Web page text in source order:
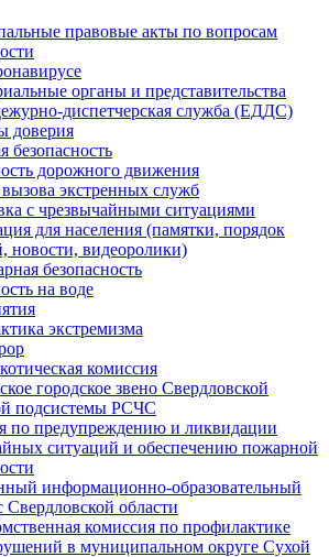
правовые акты по вопросам
органы и представительства
диспетчерская служба (ЕДДС)
доверия
безопасность
дорожного движения
экстренных служб
с чрезвычайными ситуациями
для населения (памятки, порядок
новости, видеоролики)
безопасность
на воде
экстремизма
комиссия
городское звено Свердловской
подсистемы РСЧС
по предупреждению и ликвидации
ситуаций и обеспечению пожарной
информационно-образовательный
Cвердловской области
комиссия по профилактике
в муниципальном округе Сухой